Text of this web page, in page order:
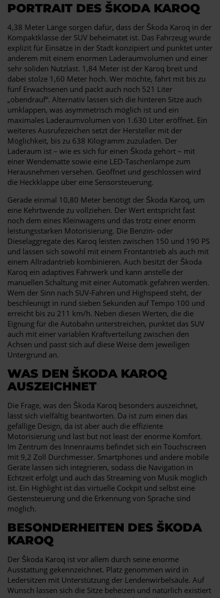
PORTRAIT DES ŠKODA KAROQ
4,38 Meter Länge sorgen dafür, dass der Škoda Karoq in der
Kompaktklasse der SUV beheimatet ist. Das Fahrzeug wurde
explizit für Einsätze in der Stadt konzipiert und punktet unter
anderem mit einem enormen Laderaumvolumen und einer
sehr soliden Nutzlast. 1,84 Meter ist der Karoq breit und
dabei stolze 1,60 Meter hoch. Wer möchte, fährt mit bis zu
fünf Erwachsenen und packt auch noch 521 Liter
„obendrauf“. Alternativ lassen sich die hinteren Sitze auch
umklappen, was asymmetrisch möglich ist und ein
maximales Laderaumvolumen von 1.630 Liter eröffnet. Ein
weiteres Ausrufezeichen setzt der Hersteller mit der
Möglichkeit, bis zu 638 Kilogramm zuzuladen. Der
Laderaum ist – wie es sich für einen Škoda gehört – mit
einer Wendematte sowie eine LED-Taschenlampe zum
Herausnehmen versehen. Geöffnet und geschlossen wird
die Heckklappe über eine Sensorsteuerung.
Gerade einmal 10,80 Meter benötigt der Škoda Karoq, um
eine Kehrtwende zu vollziehen. Der Wert entspricht fast
noch dem eines Kleinwagens und das trotz einer enorm
leistungsstarken Motorisierung. Die Benzin- oder
Dieselaggregate des Karoq leisten zwischen 150 und 190 PS
und lassen sich sowohl mit einem Frontantrieb als auch mit
einem Allradantrieb kombinieren. Auch besitzt der Škoda
Karoq ein adaptives Fahrwerk und kann anstelle der
manuellen Schaltung mit einer Automatik gefahren werden.
Wem der Sinn nach SUV-Fahren und Highspeed steht, der
beschleunigt in rund sieben Sekunden auf Tempo 100 und
erreicht bis zu 211 km/h. Neben diesen Werten, die die
Eignung für die Autobahn unterstreichen, punktet das SUV
auch mit einer variablen Kraftverteilung zwischen den
Achsen und passt sich auf diese Weise dem jeweiligen
Untergrund an.
WAS DEN ŠKODA KAROQ
AUSZEICHNET
Die Frage, was den Škoda Karoq besonders auszeichnet,
lässt sich vielfältig beantworten. Da ist zum einen das
gefällige Design, da ist aber auch die effiziente
Motorisierung und last but not least der enorme Komfort.
Im Zentrum des Innenraums befindet sich ein Touchscreen
mit 9,2 Zoll Durchmesser. Smartphones und andere mobile
Geräte lassen sich integrieren, sodass die Navigation in
Echtzeit erfolgt und auch das Streaming von Musik möglich
ist. Ein Highlight ist das virtuelle Cockpit und selbst eine
Gestensteuerung und die Erkennung von Sprache sind
möglich.
BESONDERHEITEN DES ŠKODA
KAROQ
Der Škoda Karoq ist vor allem durch seine enorme
Ausstattung gekennzeichnet. Platz genommen wird in
Ledersitzen mit Unterstützung der Lendenwirbelsäule. Auf
Wunsch lassen sich die Sitze beheizen und natürlich existiert